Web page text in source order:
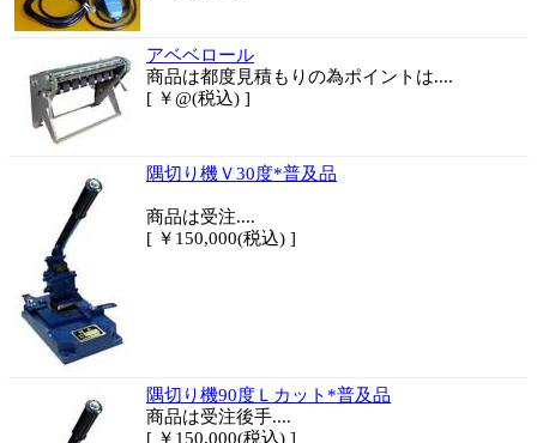
アベベロール
商品は都度見積もりの為ポイントは....
[ ￥@(税込) ]
隅切り機Ｖ30度*普及品
商品は受注....
[ ￥150,000(税込) ]
隅切り機90度Ｌカット*普及品
商品は受注後手....
[ ￥150,000(税込) ]